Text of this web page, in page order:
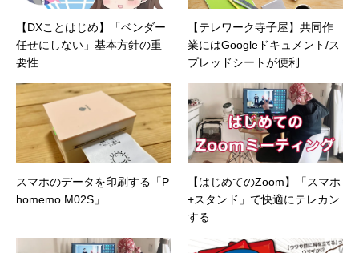
【DXことはじめ】「ベンダー
任せにしない」基本方針の重
要性
【テレワーク寺子屋】共同作
業にはGoogleドキュメント/ス
プレッドシートが便利
スマホのデータを印刷する「P
homemo M02S」
【はじめてのZoom】「スマホ
+スタンド」で快適にテレカン
する